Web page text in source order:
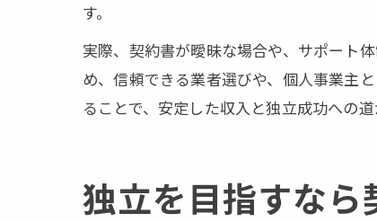
す。
実際、契約書が曖昧な場合や、サポート
め、信頼できる業者選びや、個人事業主
ることで、安定した収入と独立成功への道
独立を目指すなら